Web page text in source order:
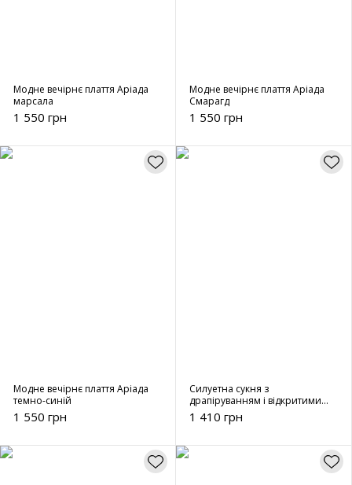
Модне вечірнє плаття Аріада
марсала
1 550 грн
Модне вечірнє плаття Аріада
Смарагд
1 550 грн
Модне вечірнє плаття Аріада
темно-синій
1 550 грн
Силуетна сукня з
драпіруванням і відкритими
плечима - 00102 коричневий
1 410 грн